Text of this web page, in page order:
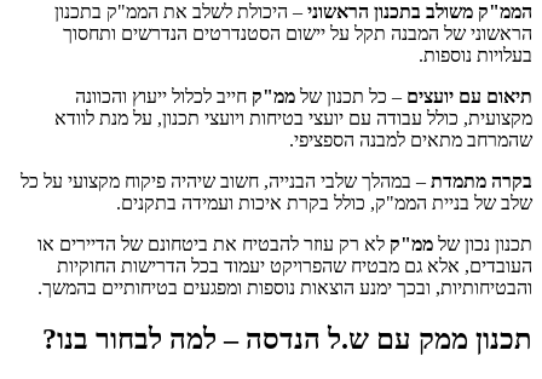
הממ"ק משולב בתכנון הראשוני – היכולת לשלב את הממ"ק בתכנון
הראשוני של המבנה תקל על יישום הסטנדרטים הנדרשים ותחסוך
בעלויות נוספות.
תיאום עם יועצים – כל תכנון של ממ"ק חייב לכלול ייעוץ והכוונה
מקצועית, כולל עבודה עם יועצי בטיחות ויועצי תכנון, על מנת לוודא
שהמרחב מתאים למבנה הספציפי.
בקרה מתמדת – במהלך שלבי הבנייה, חשוב שיהיה פיקוח מקצועי על כל
שלב של בניית הממ"ק, כולל בקרת איכות ועמידה בתקנים.
תכנון נכון של ממ"ק לא רק עוזר להבטיח את ביטחונם של הדיירים או
העובדים, אלא גם מבטיח שהפרויקט יעמוד בכל הדרישות החוקיות
והבטיחותיות, ובכך ימנע הוצאות נוספות ומפגעים בטיחותיים בהמשך.
תכנון ממק עם ש.ל הנדסה – למה לבחור בנו?